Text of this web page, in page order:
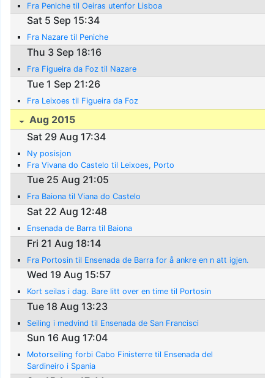
Fra Peniche til Oeiras utenfor Lisboa
Sat 5 Sep 15:34
Fra Nazare til Peniche
Thu 3 Sep 18:16
Fra Figueira da Foz til Nazare
Tue 1 Sep 21:26
Fra Leixoes til Figueira da Foz
Aug 2015
Sat 29 Aug 17:34
Ny posisjon
Fra Vivana do Castelo til Leixoes, Porto
Tue 25 Aug 21:05
Fra Baiona til Viana do Castelo
Sat 22 Aug 12:48
Ensenada de Barra til Baiona
Fri 21 Aug 18:14
Fra Portosin til Ensenada de Barra for å ankre en n att igjen.
Wed 19 Aug 15:57
Kort seilas i dag. Bare litt over en time til Portosin
Tue 18 Aug 13:23
Seiling i medvind til Ensenada de San Francisci
Sun 16 Aug 17:04
Motorseiling forbi Cabo Finisterre til Ensenada del
Sardineiro i Spania